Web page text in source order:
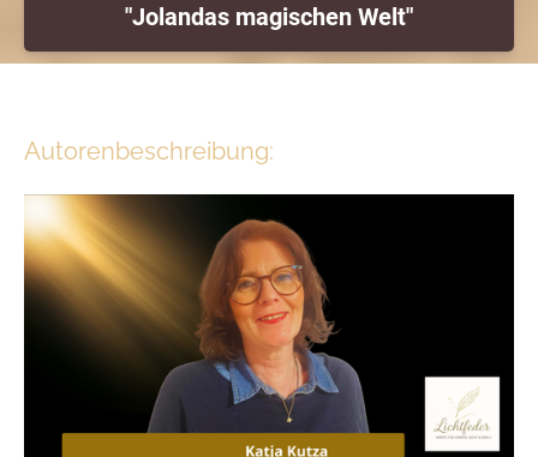
"Jolandas magischen Welt"
Autorenbeschreibung: